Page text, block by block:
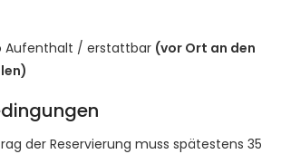
500€ pro Aufenthalt / erstattbar (vor Ort an den
der Reservierung muss spätestens 35